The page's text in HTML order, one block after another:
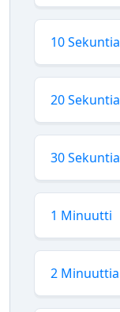
10 Sekuntia
20 Sekuntia
30 Sekuntia
1 Minuutti
2 Minuuttia